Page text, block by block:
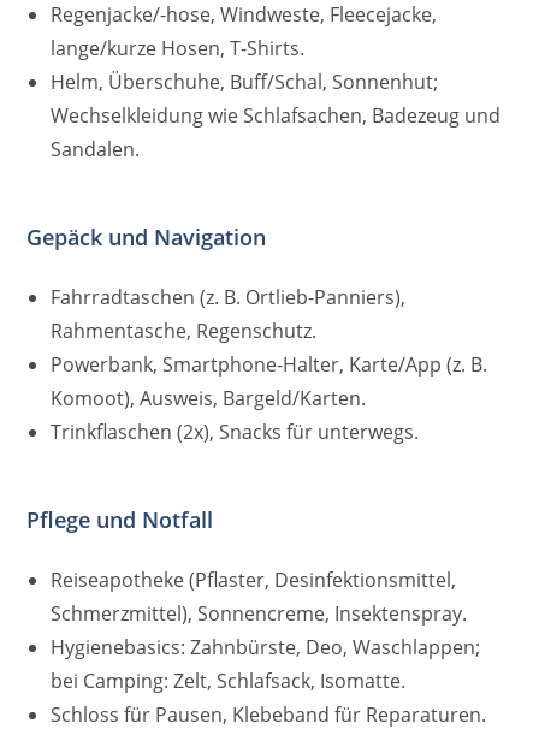
Regenjacke/-hose, Windweste, Fleecejacke,
lange/kurze Hosen, T-Shirts.
Helm, Überschuhe, Buff/Schal, Sonnenhut;
Wechselkleidung wie Schlafsachen, Badezeug und
Sandalen.
Gepäck und Navigation
Fahrradtaschen (z. B. Ortlieb-Panniers),
Rahmentasche, Regenschutz.
Powerbank, Smartphone-Halter, Karte/App (z. B.
Komoot), Ausweis, Bargeld/Karten.
Trinkflaschen (2x), Snacks für unterwegs.
Pflege und Notfall
Reiseapotheke (Pflaster, Desinfektionsmittel,
Schmerzmittel), Sonnencreme, Insektenspray.
Hygienebasics: Zahnbürste, Deo, Waschlappen;
bei Camping: Zelt, Schlafsack, Isomatte.
Schloss für Pausen, Klebeband für Reparaturen.